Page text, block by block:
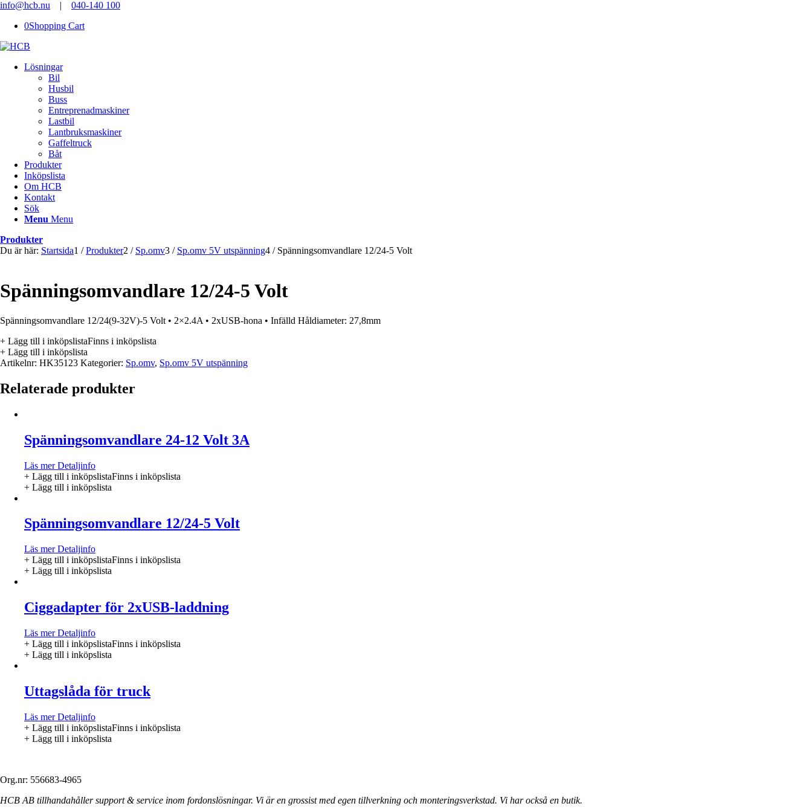
info@hcb.nu | 040-140 100
0Shopping Cart
Lösningar
Bil
Husbil
Buss
Entreprenadmaskiner
Lastbil
Lantbruksmaskiner
Gaffeltruck
Båt
Produkter
Inköpslista
Om HCB
Kontakt
Sök
Menu Menu
Produkter
Du är här: Startsida1 / Produkter2 / Sp.omv3 / Sp.omv 5V utspänning4 / Spänningsomvandlare 12/24-5 Volt
Spänningsomvandlare 12/24-5 Volt
Spänningsomvandlare 12/24(9-32V)-5 Volt • 2×2.4A • 2xUSB-hona • Infälld Håldiameter: 27,8mm
+ Lägg till i inköpslistaFinns i inköpslista
+ Lägg till i inköpslista
Artikelnr: HK35123 Kategorier: Sp.omv, Sp.omv 5V utspänning
Relaterade produkter
Spänningsomvandlare 24-12 Volt 3A
Läs merDetaljinfo
+ Lägg till i inköpslistaFinns i inköpslista
+ Lägg till i inköpslista
Spänningsomvandlare 12/24-5 Volt
Läs merDetaljinfo
+ Lägg till i inköpslistaFinns i inköpslista
+ Lägg till i inköpslista
Ciggadapter för 2xUSB-laddning
Läs merDetaljinfo
+ Lägg till i inköpslistaFinns i inköpslista
+ Lägg till i inköpslista
Uttagslåda för truck
Läs merDetaljinfo
+ Lägg till i inköpslistaFinns i inköpslista
+ Lägg till i inköpslista
Org.nr: 556683-4965
HCB AB tillhandahåller support & service inom fordonslösningar. Vi är en grossist med egen tillverkning och monteringsverkstad. Vi har också en butik.